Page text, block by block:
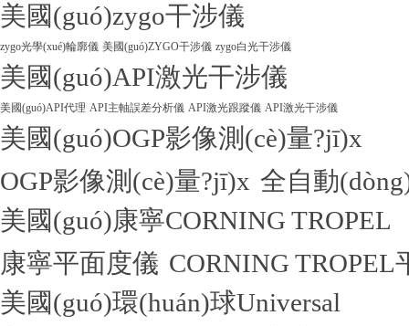
美國(guó)zygo干涉儀
zygo光學(xué)輪廓儀 美國(guó)ZYGO干涉儀 zygo白光干涉儀
美國(guó)API激光干涉儀
美國(guó)API代理 API主軸誤差分析儀 API激光跟蹤儀 API激光干涉儀
美國(guó)OGP影像測(cè)量?jī)x
OGP影像測(cè)量?jī)x 全自動
美國(guó)康寧CORNING TROPEL
康寧平面度儀 CORNING TROPEL
美國(guó)環(huán)球Universal